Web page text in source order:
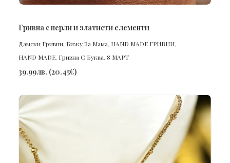
ПОРЪЧАЙ
Гривна с перли и златисти елементи
Дамски Гривни, Бижу За Мама, HAND MADE ГРИВНИ,
HAND MADE, Гривна С Буква, 8 МАРТ
39.99лв. (20.45€)